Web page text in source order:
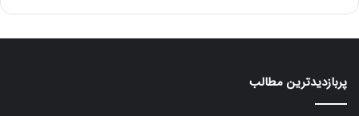
پربازدیدترین مطالب